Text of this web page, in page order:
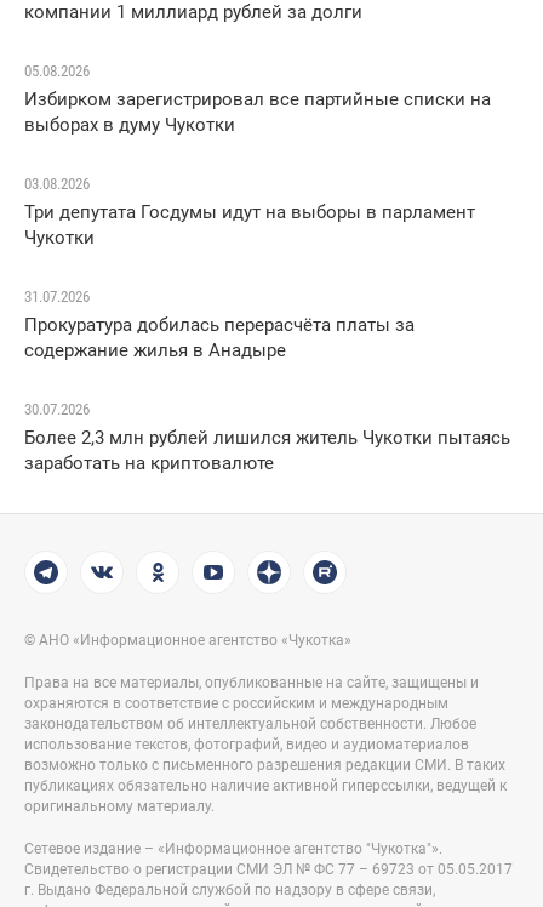
компании 1 миллиард рублей за долги
05.08.2026
Избирком зарегистрировал все партийные списки на
выборах в думу Чукотки
03.08.2026
Три депутата Госдумы идут на выборы в парламент
Чукотки
31.07.2026
Прокуратура добилась перерасчёта платы за
содержание жилья в Анадыре
30.07.2026
Более 2,3 млн рублей лишился житель Чукотки пытаясь
заработать на криптовалюте
© АНО «Информационное агентство «Чукотка»
Права на все материалы, опубликованные на сайте, защищены и
охраняются в соответствие с российским и международным
законодательством об интеллектуальной собственности. Любое
использование текстов, фотографий, видео и аудиоматериалов
возможно только с письменного разрешения редакции СМИ. В таких
публикациях обязательно наличие активной гиперссылки, ведущей к
оригинальному материалу.
Сетевое издание – «Информационное агентство "Чукотка"».
Свидетельство о регистрации СМИ ЭЛ № ФС 77 – 69723 от 05.05.2017
г. Выдано Федеральной службой по надзору в сфере связи,